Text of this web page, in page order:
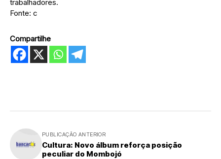
trabalhadores.
Fonte: c
Compartilhe
PUBLICAÇÃO ANTERIOR
Cultura: Novo álbum reforça posição
peculiar do Mombojó